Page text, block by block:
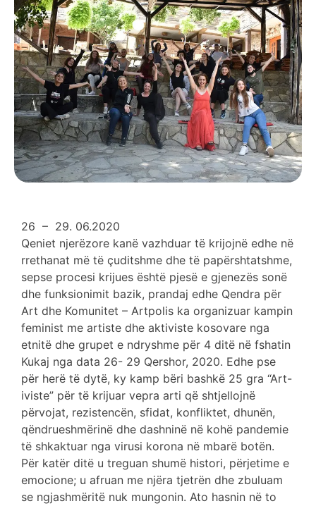
26 – 29. 06.2020
Qeniet njerëzore kanë vazhduar të krijojnë edhe në
rrethanat më të çuditshme dhe të papërshtatshme,
sepse procesi krijues është pjesë e gjenezës sonë
dhe funksionimit bazik, prandaj edhe Qendra për
Art dhe Komunitet – Artpolis ka organizuar kampin
feminist me artiste dhe aktiviste kosovare nga
etnitë dhe grupet e ndryshme për 4 ditë në fshatin
Kukaj nga data 26- 29 Qershor, 2020. Edhe pse
për herë të dytë, ky kamp bëri bashkë 25 gra “Art-
iviste” për të krijuar vepra arti që shtjellojnë
përvojat, rezistencën, sfidat, konfliktet, dhunën,
qëndrueshmërinë dhe dashninë në kohë pandemie
të shkaktuar nga virusi korona në mbarë botën.
Për katër ditë u treguan shumë histori, përjetime e
emocione; u afruan me njëra tjetrën dhe zbuluam
se ngjashmëritë nuk mungonin. Ato hasnin në to